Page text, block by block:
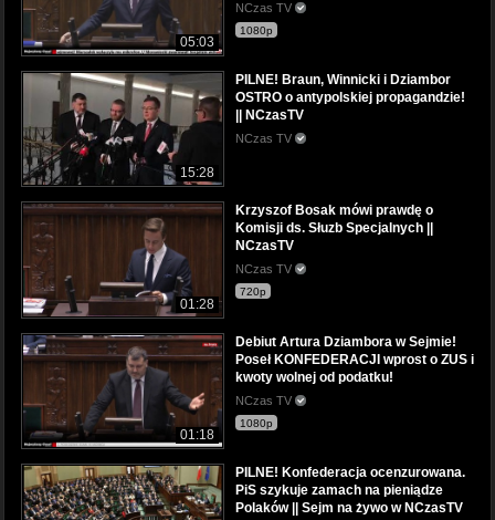
05:03
NCzas TV
1080p
15:28
PILNE! Braun, Winnicki i Dziambor
OSTRO o antypolskiej propagandzie!
|| NCzasTV
NCzas TV
01:28
Krzyszof Bosak mówi prawdę o
Komisji ds. Słuzb Specjalnych ||
NCzasTV
NCzas TV
720p
01:18
Debiut Artura Dziambora w Sejmie!
Poseł KONFEDERACJI wprost o ZUS i
kwoty wolnej od podatku!
NCzas TV
1080p
PILNE! Konfederacja ocenzurowana.
PiS szykuje zamach na pieniądze
Polaków || Sejm na żywo w NCzasTV